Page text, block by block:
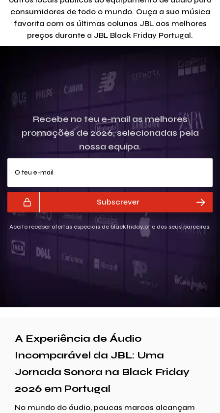
consumidores de todo o mundo. Ouça a sua música
favorita com as últimas colunas JBL aos melhores
preços durante a JBL Black Friday Portugal.
Recebe no teu e-mail as melhores
promoções de 2026, selecionadas pela
nossa equipa.
Subscrever
Aceito receber ofertas especiais de blackfriday.pt e dos seus parceiros.
A Experiência de Áudio
Incomparável da JBL: Uma
Jornada Sonora na Black Friday
2026 em Portugal
No mundo do áudio, poucas marcas alcançam